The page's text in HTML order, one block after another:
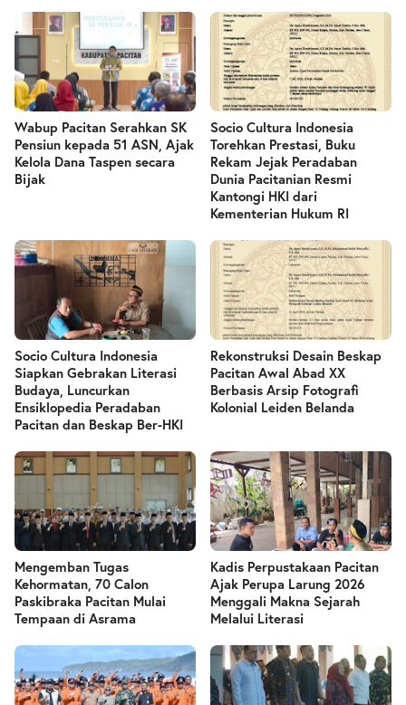
Wabup Pacitan Serahkan SK
Pensiun kepada 51 ASN, Ajak
Kelola Dana Taspen secara
Bijak
Socio Cultura Indonesia
Torehkan Prestasi, Buku
Rekam Jejak Peradaban
Dunia Pacitanian Resmi
Kantongi HKI dari
Kementerian Hukum RI
Socio Cultura Indonesia
Siapkan Gebrakan Literasi
Budaya, Luncurkan
Ensiklopedia Peradaban
Pacitan dan Beskap Ber-HKI
Rekonstruksi Desain Beskap
Pacitan Awal Abad XX
Berbasis Arsip Fotografi
Kolonial Leiden Belanda
Mengemban Tugas
Kehormatan, 70 Calon
Paskibraka Pacitan Mulai
Tempaan di Asrama
Kadis Perpustakaan Pacitan
Ajak Perupa Larung 2026
Menggali Makna Sejarah
Melalui Literasi